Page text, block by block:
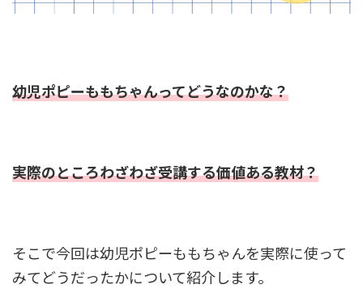
幼児ポピーももちゃんってどうなのかな？
実際のところわざわざ受講する価値ある教材？
そこで今回は幼児ポピーももちゃんを実際に使って
みてどうだったかについて紹介します。